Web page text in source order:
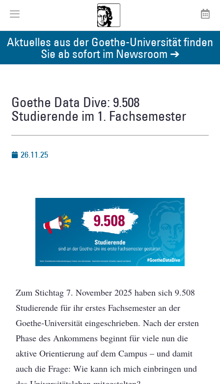
Aktuelles aus der Goethe-Universität finden
Sie ab sofort im Newsroom ➔
Goethe Data Dive: 9.508
Studierende im 1. Fachsemester
26.11.25
Zum Stichtag 7. November 2025 haben sich 9.508
Studierende für ihr erstes Fachsemester an der
Goethe-Universität eingeschrieben. Nach der ersten
Phase des Ankommens beginnt für viele nun die
aktive Orientierung auf dem Campus – und damit
auch die Frage: Wie kann ich mich einbringen und